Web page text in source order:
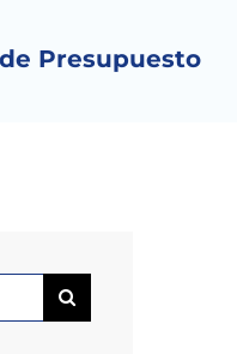
Presupuesto